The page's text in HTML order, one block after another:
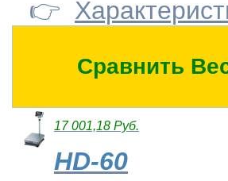
👉
Сравнить
17 001,18 Руб.
HD-60